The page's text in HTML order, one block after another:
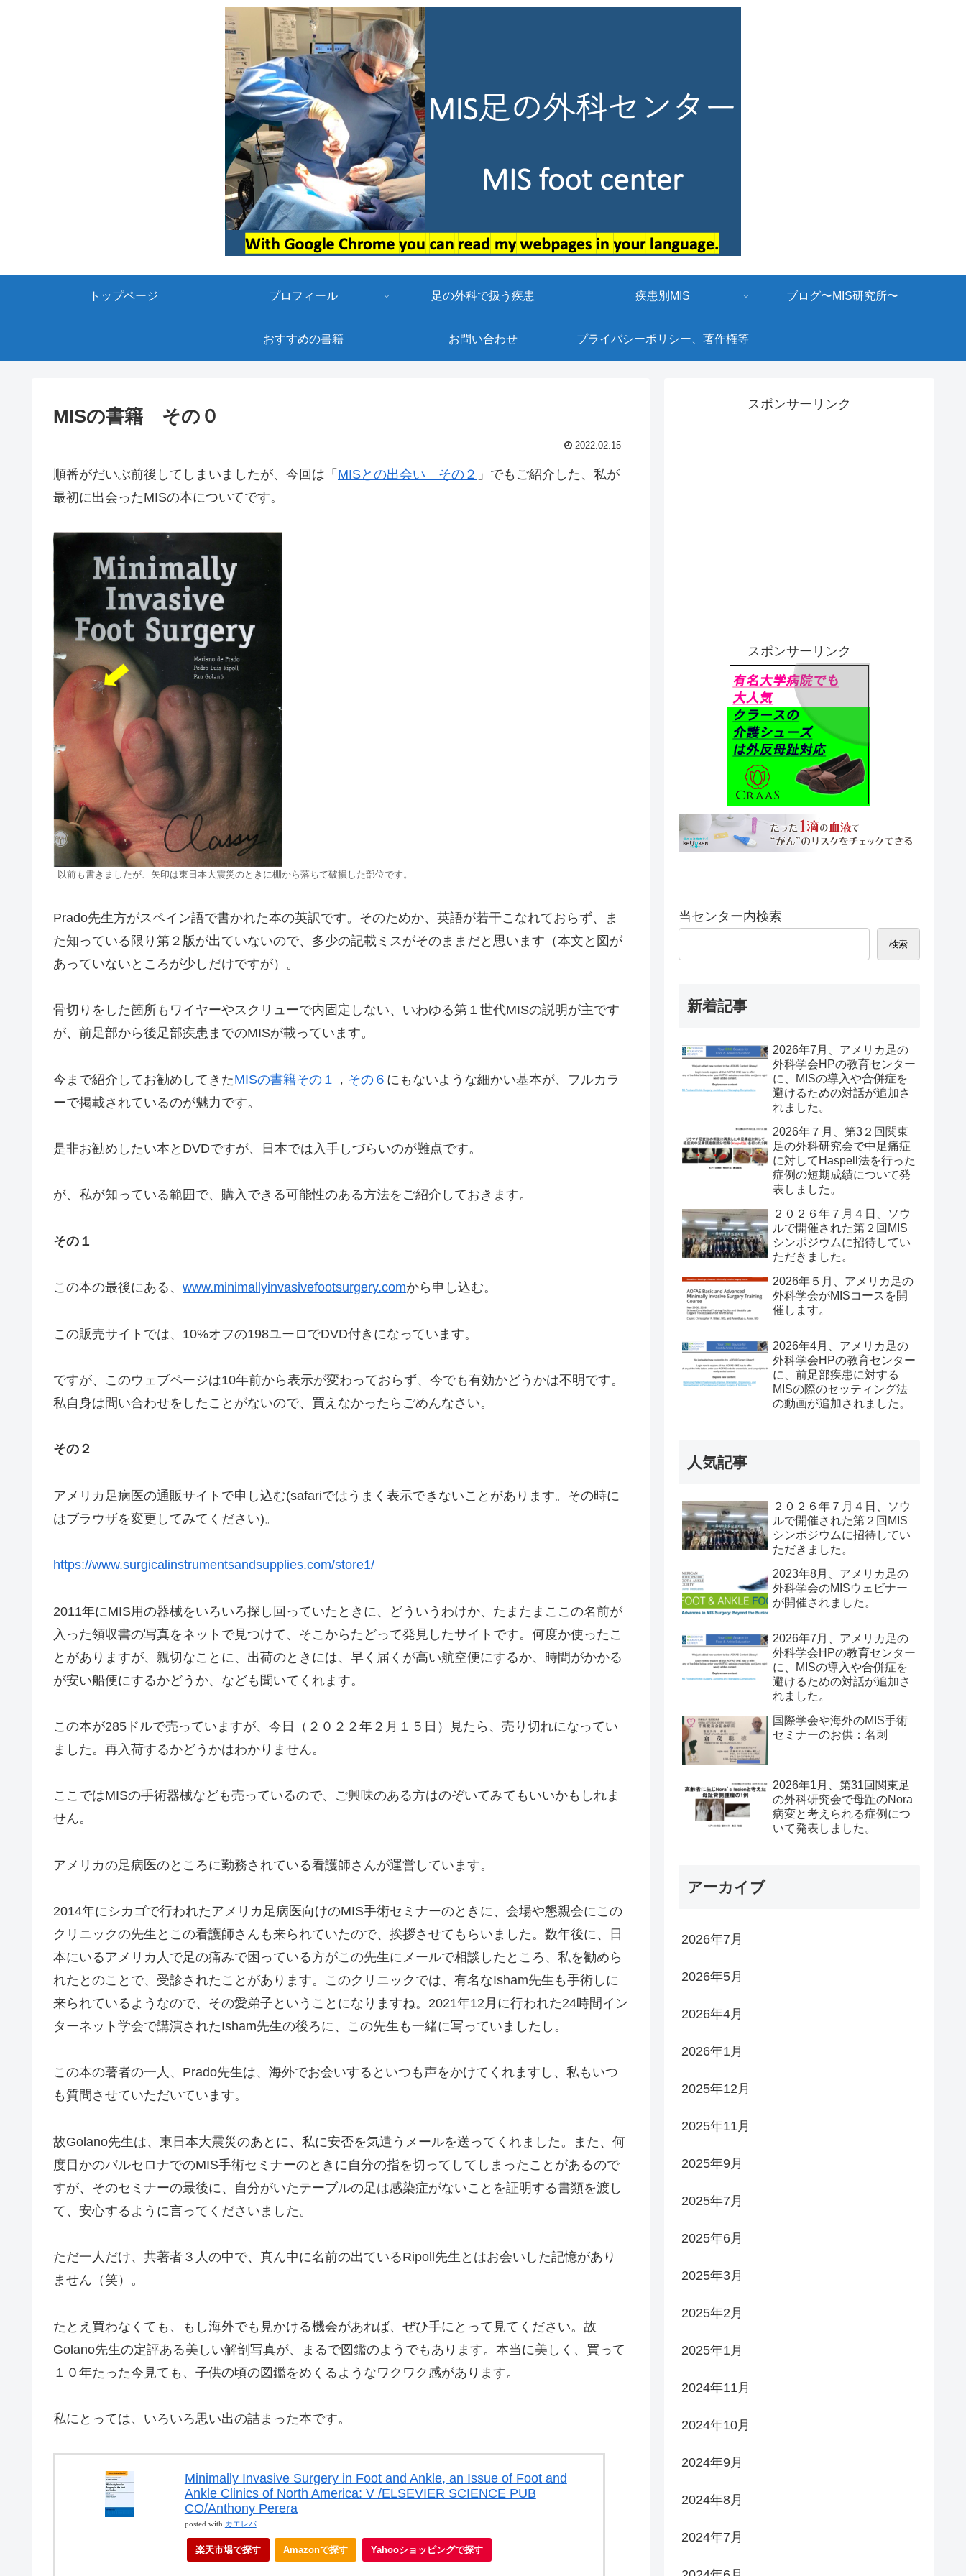
トップページ プロフィール 足の外科で扱う疾患 疾患別MIS ブログ〜MIS研究所〜
おすすめの書籍 お問い合わせ プライバシーポリシー、著作権等
MISの書籍 その０
2022.02.15
順番がだいぶ前後してしまいましたが、今回は「 MISとの出会い その２ 」でもご紹介した、私が
最初に出会ったMISの本についてです。
以前も書きましたが、矢印は東日本大震災のときに棚から落ちて破損した部位です。
Prado先生方がスペイン語で書かれた本の英訳です。そのためか、英語が若干こなれておらず、ま
た知っている限り第２版が出ていないので、多少の記載ミスがそのままだと思います（本文と図が
あっていないところが少しだけですが）。
骨切りをした箇所もワイヤーやスクリューで内固定しない、いわゆる第１世代MISの説明が主です
が、前足部から後足部疾患までのMISが載っています。
今まで紹介してお勧めしてきたMISの書籍その１ ， その６ にもないような細かい基本が、フルカラ
ーで掲載されているのが魅力です。
是非お勧めしたい本とDVDですが、日本では入手しづらいのが難点です。
が、私が知っている範囲で、購入できる可能性のある方法をご紹介しておきます。
その１
この本の最後にある、 www.minimallyinvasivefootsurgery.comから申し込む。
この販売サイトでは、10%オフの198ユーロでDVD付きになっています。
ですが、このウェブページは10年前から表示が変わっておらず、今でも有効かどうかは不明です。
私自身は問い合わせをしたことがないので、買えなかったらごめんなさい。
その２
アメリカ足病医の通販サイトで申し込む(safariではうまく表示できないことがあります。その時に
はブラウザを変更してみてください)。
https://www.surgicalinstrumentsandsupplies.com/store1/
2011年にMIS用の器械をいろいろ探し回っていたときに、どういうわけか、たまたまここの名前が
入った領収書の写真をネットで見つけて、そこからたどって発見したサイトです。何度か使ったこ
とがありますが、親切なことに、出荷のときには、早く届くが高い航空便にするか、時間がかかる
が安い船便にするかどうか、なども聞いてくれます。
この本が285ドルで売っていますが、今日（２０２２年２月１５日）見たら、売り切れになってい
ました。再入荷するかどうかはわかりません。
ここではMISの手術器械なども売っているので、ご興味のある方はのぞいてみてもいいかもしれま
せん。
アメリカの足病医のところに勤務されている看護師さんが運営しています。
2014年にシカゴで行われたアメリカ足病医向けのMIS手術セミナーのときに、会場や懇親会にこの
クリニックの先生とこの看護師さんも来られていたので、挨拶させてもらいました。数年後に、日
本にいるアメリカ人で足の痛みで困っている方がこの先生にメールで相談したところ、私を勧めら
れたとのことで、受診されたことがあります。このクリニックでは、有名なIsham先生も手術しに
来られているようなので、その愛弟子ということになりますね。2021年12月に行われた24時間イン
ターネット学会で講演されたIsham先生の後ろに、この先生も一緒に写っていましたし。
この本の著者の一人、Prado先生は、海外でお会いするといつも声をかけてくれますし、私もいつ
も質問させていただいています。
故Golano先生は、東日本大震災のあとに、私に安否を気遣うメールを送ってくれました。また、何
度目かのバルセロナでのMIS手術セミナーのときに自分の指を切ってしてしまったことがあるので
すが、そのセミナーの最後に、自分がいたテーブルの足は感染症がないことを証明する書類を渡し
て、安心するように言ってくださいました。
ただ一人だけ、共著者３人の中で、真ん中に名前の出ているRipoll先生とはお会いした記憶があり
ません（笑）。
たとえ買わなくても、もし海外でも見かける機会があれば、ぜひ手にとって見てください。故
Golano先生の定評ある美しい解剖写真が、まるで図鑑のようでもあります。本当に美しく、買って
１０年たった今見ても、子供の頃の図鑑をめくるようなワクワク感があります。
私にとっては、いろいろ思い出の詰まった本です。
Minimally Invasive Surgery in Foot and Ankle, an Issue of Foot and
Ankle Clinics of North America: V /ELSEVIER SCIENCE PUB
CO/Anthony Perera
posted with カエレバ
楽天市場で探す Amazonで探す Yahooショッピングで探す
スポンサーリンク
スポンサーリンク
当センター内検索
検索
新着記事
2026年7月、アメリカ足の
外科学会HPの教育センター
に、MISの導入や合併症を
避けるための対話が追加さ
れました。
2026年７月、第3２回関東
足の外科研究会で中足痛症
に対してHaspell法を行った
症例の短期成績について発
表しました。
２０２６年７月４日、ソウ
ルで開催された第２回MIS
シンポジウムに招待してい
ただきました。
2026年５月、アメリカ足の
外科学会がMISコースを開
催します。
2026年4月、アメリカ足の
外科学会HPの教育センター
に、前足部疾患に対する
MISの際のセッティング法
の動画が追加されました。
人気記事
２０２６年７月４日、ソウ
ルで開催された第２回MIS
シンポジウムに招待してい
ただきました。
2023年8月、アメリカ足の
外科学会のMISウェビナー
が開催されました。
2026年7月、アメリカ足の
外科学会HPの教育センター
に、MISの導入や合併症を
避けるための対話が追加さ
れました。
国際学会や海外のMIS手術
セミナーのお供：名刺
2026年1月、第31回関東足
の外科研究会で母趾のNora
病変と考えられる症例につ
いて発表しました。
アーカイブ
2026年7月
2026年5月
2026年4月
2026年1月
2025年12月
2025年11月
2025年9月
2025年7月
2025年6月
2025年3月
2025年2月
2025年1月
2024年11月
2024年10月
2024年9月
2024年8月
2024年7月